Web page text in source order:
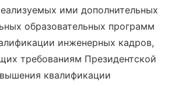
ими дополнительных
образовательных программ
инженерных кадров,
требованиям Президентской
квалификации